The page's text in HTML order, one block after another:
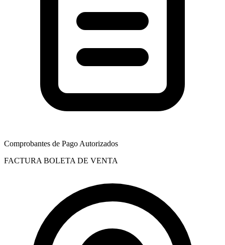
Comprobantes de Pago Autorizados
FACTURA BOLETA DE VENTA